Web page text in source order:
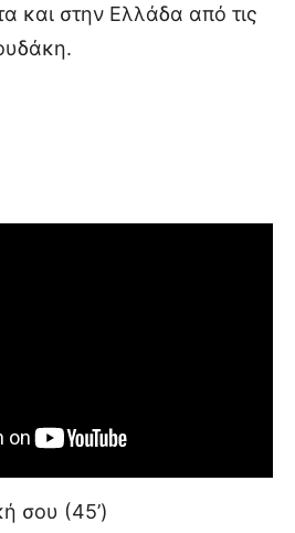
και στην Ελλάδα από τις
σου (45’)